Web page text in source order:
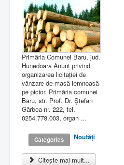
Primăria Comunei Baru, jud.
Hunedoara Anunț privind
organizarea licitației de
vânzare de masă lemnoasă
pe picior. Primăria comunei
Baru, str. Prof. Dr. Ștefan
Gârbea nr. 222, tel.
0254.778.003, organ ...
Categories Noutăţi
Citește mai mult...